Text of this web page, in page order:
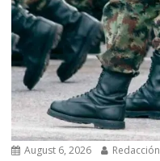
August 6, 2026 Redacción